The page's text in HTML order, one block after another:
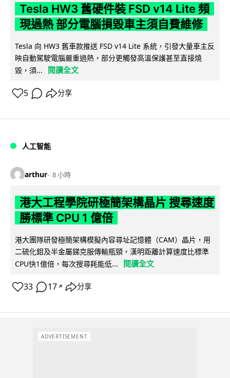
Tesla HW3 舊硬件裝 FSD v14 Lite 頻
現過熱 部分電腦損毀車主須自費維修
Tesla 向 HW3 舊車款推送 FSD v14 Lite 系統，引發大量車主反
映自動駕駛電腦嚴重過熱，部分更觸發高溫保護甚至直接燒
毀，須...
閱讀全文
5 分享
人工智能
arthur 8 小時
港大工程學院研極簡架構晶片 搜尋速度
勝標準 CPU 1 億倍
港大團隊研發極簡架構模擬內容尋址記憶體（CAM）晶片，用
二硫化鉬及半金屬銻克服傳輸瓶頸，漢明距離計算速度比標準
CPU快1億倍，每次搜尋耗能低...
閱讀全文
33 17 ↗ 分享
ADVERTISEMENT